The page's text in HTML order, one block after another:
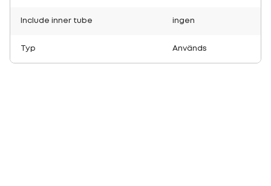
Include inner tube ingen
Typ Används